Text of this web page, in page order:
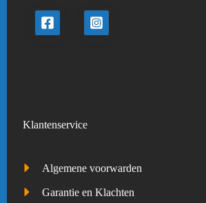
Klantenservice
Algemene voorwarden
Garantie en Klachten